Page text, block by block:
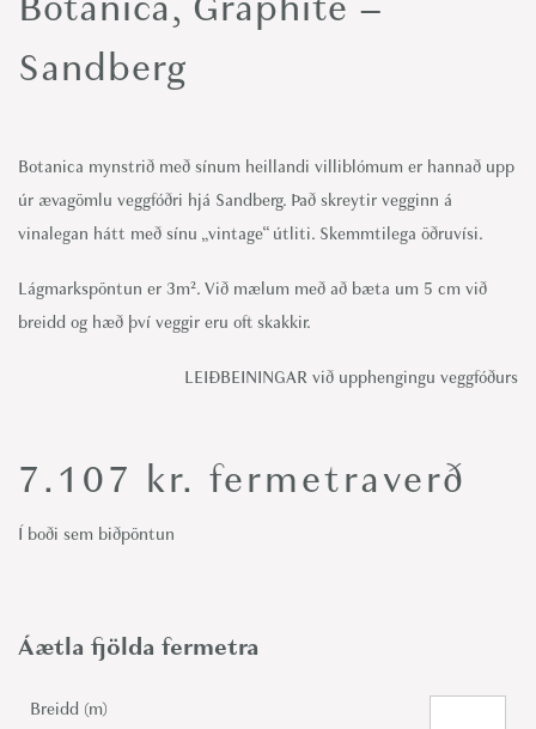
Sandberg
7.107 kr. fermetraverð
Botanica mynstrið með sínum heillandi villiblómum er hannað upp
úr ævagömlu veggfóðri hjá Sandberg. Það skreytir vegginn á
vinalegan hátt með sínu „vintage“ útliti. Skemmtilega öðruvísi.
Lágmarkspöntun er 3m². Við mælum með að bæta um 5 cm við
breidd og hæð því veggir eru oft skakkir.
LEIÐBEININGAR við upphengingu veggfóðurs
Í boði sem biðpöntun
Áætla fjölda fermetra
Breidd (m)